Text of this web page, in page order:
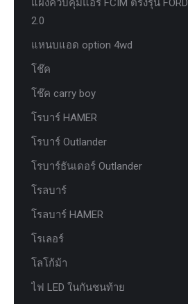
2.0
แหนบแอด option 4wd
โช๊ค
โช๊ค carry boy
โรบาร์ HAMER
โรบาร์ Outlander
โรบาร์ธันเดอร์ Outlander
โรลบาร์
โรลบาร์ HAMER
โรเลอร์
โลโก้ม้า
ไฟ LED ในกันชนท้าย